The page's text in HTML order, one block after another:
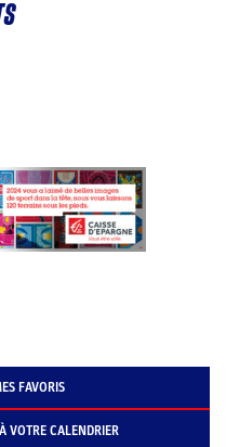
FAVORIS
VOTRE CALENDRIER